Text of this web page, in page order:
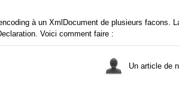
à un XmlDocument de plusieurs facons.
Voici comment faire :
Un article de